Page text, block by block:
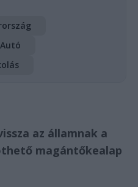
Autó
az államnak a
magántőkealap